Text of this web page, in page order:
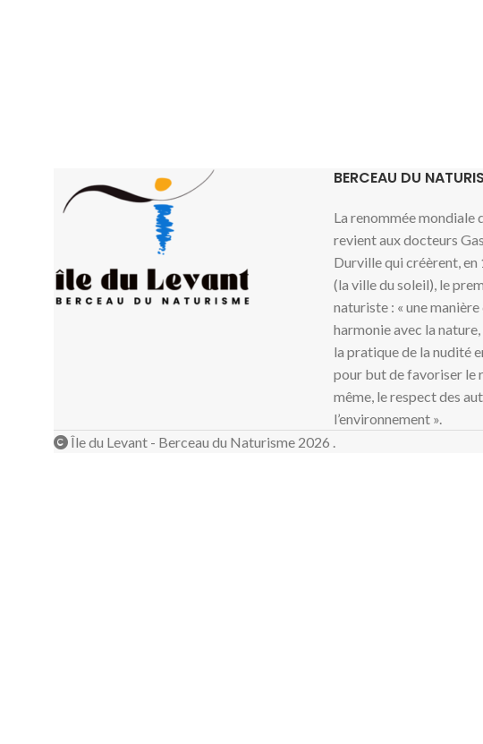
BERCEAU DU
La renommée mondiale
revient aux docteurs
Durville qui créèrent,
(la ville du soleil), le
naturiste : « une manière
harmonie avec la
la pratique de la nudité
pour but de favoriser le
même, le respect des
l’environnement ».
Île du Levant - Berceau du Naturisme 2026 .